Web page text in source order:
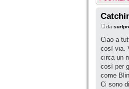
da
Ciao a
così via.
circa un
così per
come
Ci sono